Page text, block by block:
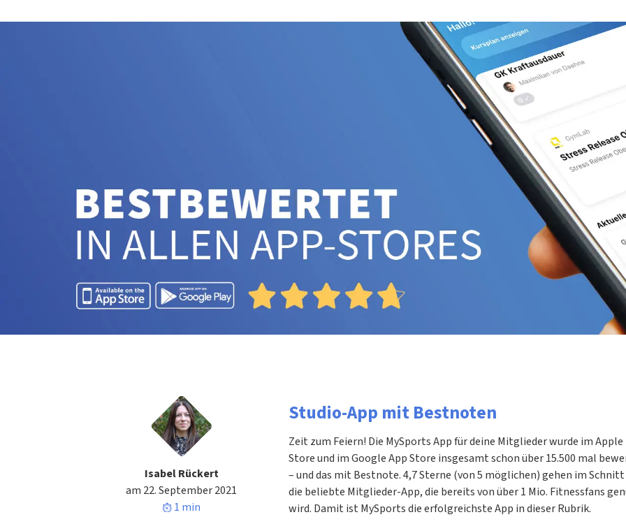
Studio-App mit Bestnoten
Zeit zum Feiern! Die MySports App für deine Mitglieder wurde im Apple
Store und im Google App Store insgesamt schon über 15.500 mal
– und das mit Bestnote. 4,7 Sterne (von 5 möglichen) gehen im
die beliebte Mitglieder-App, die bereits von über 1 Mio. Fitnessfans
wird. Damit ist MySports die erfolgreichste App in dieser Rubrik.
Isabel Rückert
am 22. September 2021
1 min